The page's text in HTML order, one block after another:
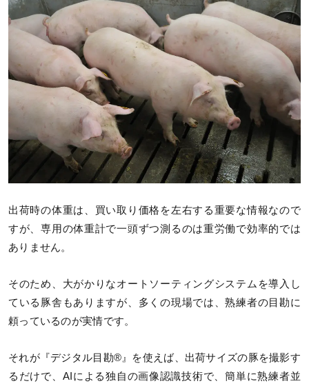
出荷時の体重は、買い取り価格を左右する重要な情報なので
すが、専用の体重計で一頭ずつ測るのは重労働で効率的では
ありません。
そのため、大がかりなオートソーティングシステムを導入し
ている豚舎もありますが、多くの現場では、熟練者の目勘に
頼っているのが実情です。
それが『デジタル目勘®』を使えば、出荷サイズの豚を撮影す
るだけで、AIによる独自の画像認識技術で、簡単に熟練者並